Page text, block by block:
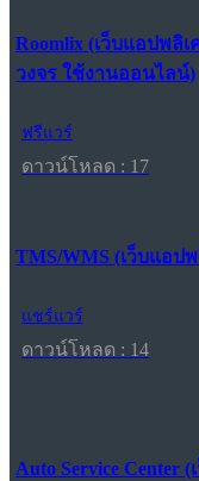
Roomlix (เว็บแอปพ
วงจร ใช้งานออนไลน์)
ฟรีแวร์
ดาวน์โหลด : 17
TMS/WMS (เว็บแอ
แชร์แวร์
ดาวน์โหลด : 14
Auto Service Center